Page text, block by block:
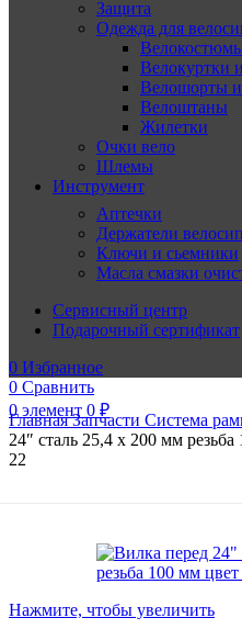
Защита
Одежда для
Велокуртки
Велошорты
Велоштаны
Жилетки
Очки вело
Шлемы
Инструмент
Аптечки
Держатели
Ключи и сьемники
Масла смазки
Сервисный центр
Подарочный сертификат
0 Избранное
0 Сравнить
0элемент 0 ₽
ГлавнаяЗапчасти Система
24″ сталь 25,4 х 200 мм
22
Нажмите, чтобы увеличить